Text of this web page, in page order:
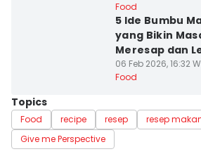
Food
5 Ide Bumbu
yang Bikin
Meresap dan
06 Feb 2026, 16:32
Food
Topics
Food recipe resep resep
Give me Perspective